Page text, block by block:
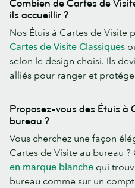
Combien de Cartes de
ils accueillir ?
Nos Étuis à Cartes de Visite
Cartes de Visite Classiques
selon le design choisi. Ils
alliés pour ranger et
Proposez-vous des Étuis à
bureau ?
Vous cherchez une façon
Cartes de Visite au bureau
en marque blanche qui
bureau comme sur un